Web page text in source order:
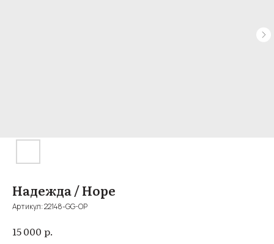
Надежда / Hope
Артикул:22148-GG-OP
15 000 р.